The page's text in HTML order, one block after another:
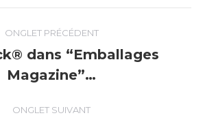
ONGLET PRÉCÉDENT
précédent
dans “Emballages
Magazine”…
ONGLET SUIVANT